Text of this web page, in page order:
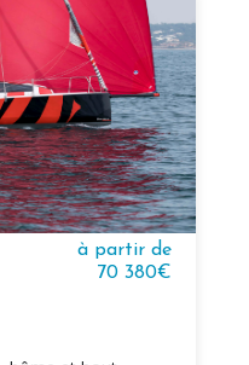
à partir de
70 380€